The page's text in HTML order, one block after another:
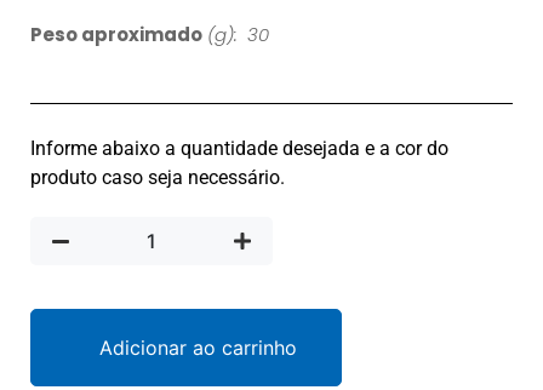
Peso aproximado (g): 30
Informe abaixo a quantidade desejada e a cor do
produto caso seja necessário.
Adicionar ao carrinho